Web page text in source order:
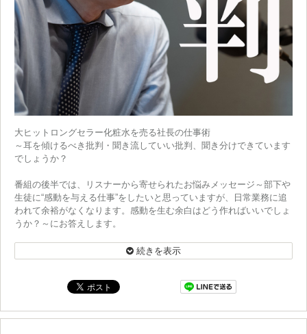
大ヒットロングセラー化粧水を売る社長の仕事術
～耳を傾けるべき批判・聞き流していい批判、聞き分けできています
でしょうか？
番組の後半では、リスナーから寄せられたお悩みメッセージ～部下や
生徒に“感動を与える仕事”をしたいと思っていますが、日常業務に追
われて余裕がなくなります。感動を生む余白はどう作ればいいでしょ
うか？～にお答えします。
続きを表示